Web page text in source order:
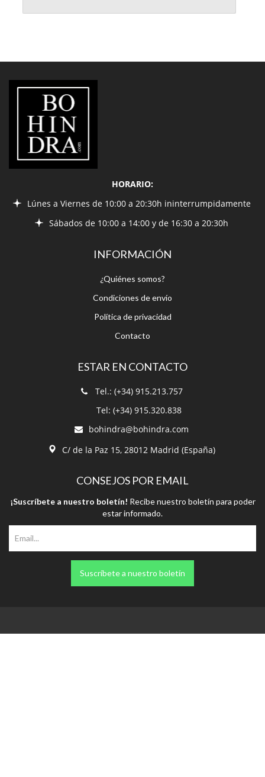
LIBRERÍA
BOHINDRA
HORARIO:
Lúnes a Viernes de 10:00 a 20:30h ininterrumpidamente
Sábados de 10:00 a 14:00 y de 16:30 a 20:30h
INFORMACIÓN
¿Quiénes somos?
Condiciones de envío
Política de privacidad
Contacto
ESTAR EN CONTACTO
Tel.: (+34) 915.213.757
Tel: (+34) 915.320.838
bohindra@bohindra.com
C/ de la Paz 15, 28012 Madrid (España)
CONSEJOS POR EMAIL
¡Suscríbete a nuestro boletín! Recibe nuestro boletín para poder
estar informado.
Suscríbete a nuestro boletín